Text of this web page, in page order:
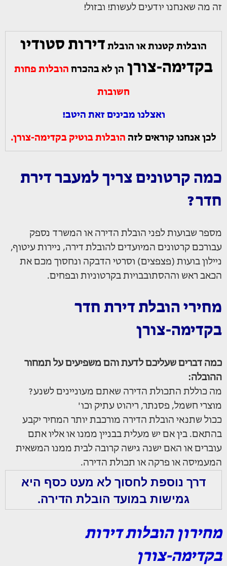
זה מה שאנחנו יודעים לעשות! ובזול!
הובלות קטנות או הובלת דירות סטודיו
בקדימה-צורן הן לא בהכרח הובלות פחות
חשובות
ואצלנו מבינים זאת היטב!
לכן אנחנו קוראים לזה הובלות בוטיק בקדימה-צורן.
כמה קרטונים צריך למעבר דירת
חדר?
מספר שבועות לפני הובלת הדירה או המשרד נספק
עבורכם קרטונים המיועדים להובלת דירה, ניירות עיטוף,
ניילון בועות (פצפצים) וסרטי הדבקה ונחסוך מכם את
הכאב ראש וההסתובבויות בקרטוניות ובפחים.
מחירי הובלת דירת חדר
בקדימה-צורן
כמה דברים שעליכם לדעת והם משפיעים על תמחור
ההובלה:
מה כוללת התכולת הדירה שאתם מעוניינים לשנע?
מוצרי חשמל, פסנתר, ריהוט עתיק וכו'
ככול שתנאי הובלת הדירה מורכבת יותר המחיר יקבע
בהתאם. בין אם יש מעלית בבניין ממנו או אליו אתם
עוברים או האם ישנה גישה קרובה לבית ממנו המשאית
המעמיסה או פרקה או תכולת הדירה.
דרך נוספת לחסוך לא מעט כסף היא
גמישות במועד הובלת הדירה.
מחירון הובלות דירות
בקדימה-צורן